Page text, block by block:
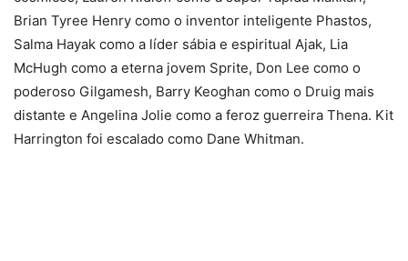
Brian Tyree Henry como o inventor inteligente Phastos,
Salma Hayak como a líder sábia e espiritual Ajak, Lia
McHugh como a eterna jovem Sprite, Don Lee como o
poderoso Gilgamesh, Barry Keoghan como o Druig mais
distante e Angelina Jolie como a feroz guerreira Thena. Kit
Harrington foi escalado como Dane Whitman.